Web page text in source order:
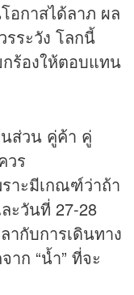
อกาสได้ลาภ ผล
ระวัง โลกนี้
กร้องให้ตอบแทน
ส่วน คู่ค้า คู่
วร
าะมีเกณฑ์ว่าถ้า
ะวันที่ 27-28
ากับการเดินทาง
ก “น้ำ” ที่จะ